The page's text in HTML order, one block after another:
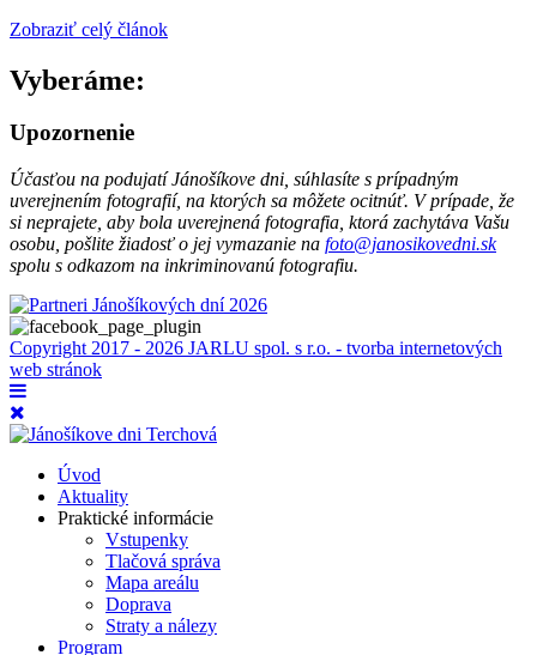
Zobraziť celý článok
Vyberáme:
Upozornenie
Účasťou na podujatí Jánošíkove dni, súhlasíte s prípadným
uverejnením fotografií, na ktorých sa môžete ocitnúť. V prípade, že
si neprajete, aby bola uverejnená fotografia, ktorá zachytáva Vašu
osobu, pošlite žiadosť o jej vymazanie na foto@janosikovedni.sk
spolu s odkazom na inkriminovanú fotografiu.
Copyright 2017 - 2026 JARLU spol. s r.o. - tvorba internetových
web stránok
Úvod
Aktuality
Praktické informácie
Vstupenky
Tlačová správa
Mapa areálu
Doprava
Straty a nálezy
Program